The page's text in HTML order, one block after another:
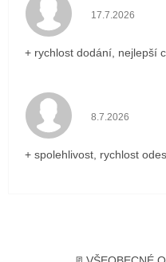
Hodnocení
17.7.2026
+ rychlost dodání, nejlepší
Hodnocení
8.7.2026
+ spolehlivost, rychlost